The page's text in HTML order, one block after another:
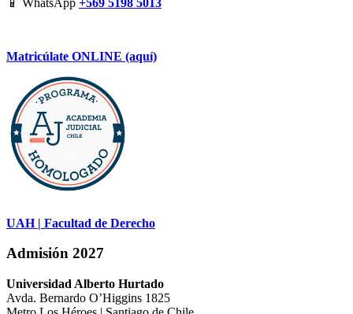
Matricúlate ONLINE (aquí)
UAH | Facultad de Derecho
Admisión 2027
Universidad Alberto Hurtado
Avda. Bernardo O’Higgins 1825